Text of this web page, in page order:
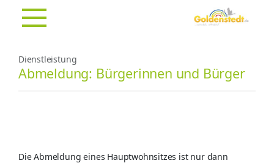
Dienstleistung
Abmeldung: Bürgerinnen und Bürger
Die Abmeldung eines Hauptwohnsitzes ist nur dann